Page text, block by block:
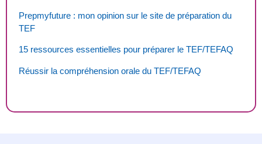
Prepmyfuture : mon opinion sur le site de préparation du
TEF
15 ressources essentielles pour préparer le TEF/TEFAQ
Réussir la compréhension orale du TEF/TEFAQ